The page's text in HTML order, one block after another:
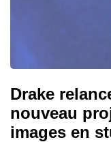
Drake
nouveau
images en